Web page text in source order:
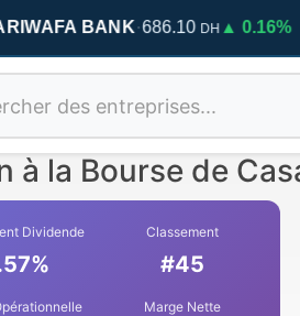
·686.10DH ▲ 0.16% BCP
à la Bourse de
Dividende Classement
#45
Marge Nette